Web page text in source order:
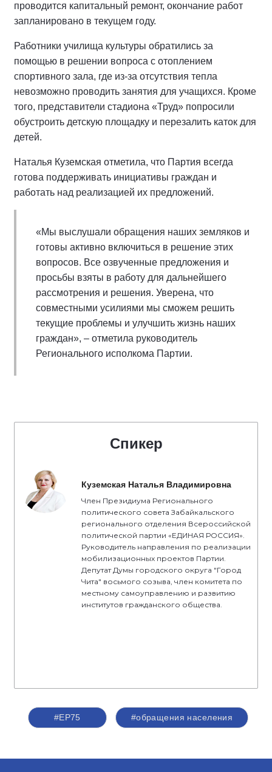
проводится капитальный ремонт, окончание работ
запланировано в текущем году.
Работники училища культуры обратились за
помощью в решении вопроса с отоплением
спортивного зала, где из-за отсутствия тепла
невозможно проводить занятия для учащихся. Кроме
того, представители стадиона «Труд» попросили
обустроить детскую площадку и перезалить каток для
детей.
Наталья Куземская отметила, что Партия всегда
готова поддерживать инициативы граждан и
работать над реализацией их предложений.
«Мы выслушали обращения наших земляков и
готовы активно включиться в решение этих
вопросов. Все озвученные предложения и
просьбы взяты в работу для дальнейшего
рассмотрения и решения. Уверена, что
совместными усилиями мы сможем решить
текущие проблемы и улучшить жизнь наших
граждан», – отметила руководитель
Регионального исполкома Партии.
Спикер
Куземская Наталья Владимировна
Член Президиума Регионального
политического совета Забайкальского
регионального отделения Всероссийской
политической партии «ЕДИНАЯ РОССИЯ».
Руководитель направления по реализации
мобилизационных проектов Партии.
Депутат Думы городского округа "Город
Чита" восьмого созыва, член комитета по
местному самоуправлению и развитию
институтов гражданского общества.
#ЕР75 #обращения населения